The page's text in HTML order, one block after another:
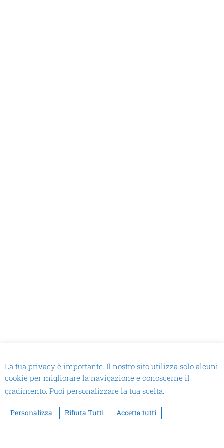
La tua privacy è importante. Il nostro sito utilizza solo alcuni
cookie per migliorare la navigazione e conoscerne il
gradimento. Puoi personalizzare la tua scelta.
Personalizza Rifiuta Tutti Accetta tutti